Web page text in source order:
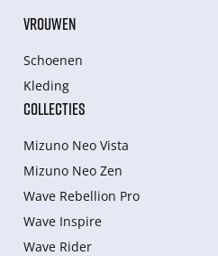
VROUWEN
Schoenen
Kleding
COLLECTIES
Mizuno Neo Vista
Mizuno Neo Zen
Wave Rebellion Pro
Wave Inspire
Wave Rider